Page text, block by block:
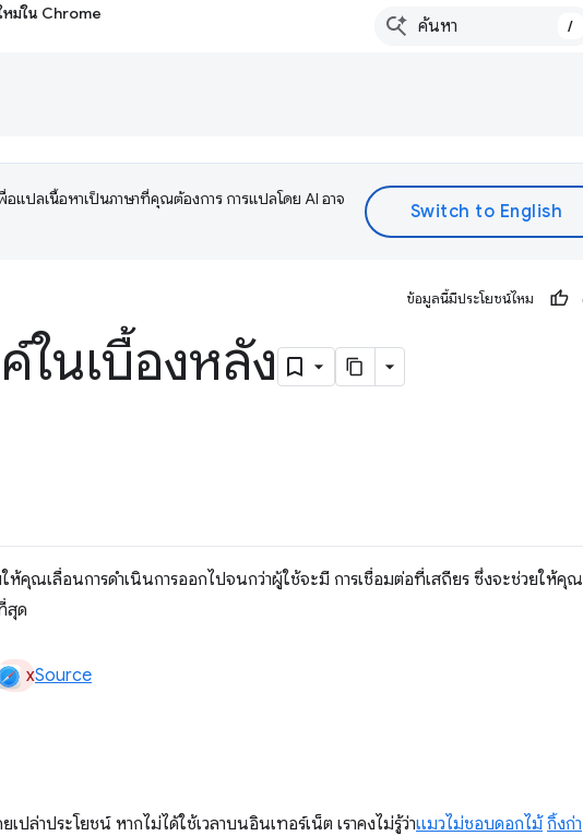
หม่ใน Chrome
/
อแปลเนื้อหาเป็นภาษาที่คุณต้องการ การแปลโดย AI อาจ
ข้อมูลนี้มีประโยชน์ไหม
ในเบื้องหลัง
ห้คุณเลื่อนการดำเนินการออกไปจนกว่าผู้ใช้จะมี การเชื่อมต่อที่เสถียร ซึ่งจะช่วยให้คุณ
สุด
xSource
ปล่าประโยชน์ หากไม่ได้ใช้เวลาบนอินเทอร์เน็ต เราคงไม่รู้ว่าแมวไม่ชอบดอกไม้ กิ้งก่า